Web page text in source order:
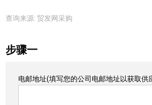
查询来源: 贸发网采购
步骤一
电邮地址(填写您的公司电邮地址以获取供